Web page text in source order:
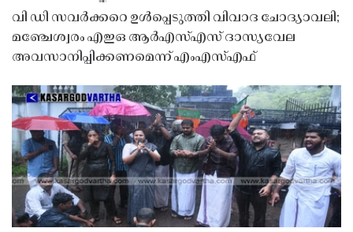
വി ഡി സവർക്കറെ ഉൾപ്പെടുത്തി വിവാദ ചോദ്യാവലി;
മഞ്ചേശ്വരം എഇഒ ആർഎസ്എസ് ദാസ്യവേല
അവസാനിപ്പിക്കണമെന്ന് എംഎസ്എഫ്